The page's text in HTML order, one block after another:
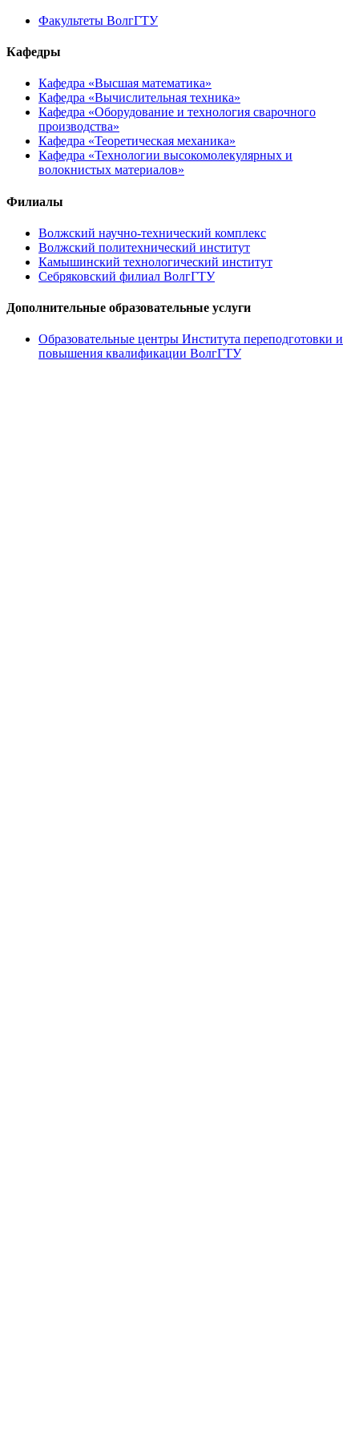
Факультеты ВолгГТУ
Кафедры
Кафедра «Высшая математика»
Кафедра «Вычислительная техника»
Кафедра «Оборудование и технология сварочного
производства»
Кафедра «Теоретическая механика»
Кафедра «Технологии высокомолекулярных и
волокнистых материалов»
Филиалы
Волжский научно-технический комплекс
Волжский политехнический институт
Камышинский технологический институт
Себряковский филиал ВолгГТУ
Дополнительные образовательные услуги
Образовательные центры Института переподготовки и
повышения квалификации ВолгГТУ